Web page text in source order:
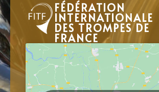
FÉDÉRATION
INTERNATIONALE
DES TROMPES DE
FRANCE